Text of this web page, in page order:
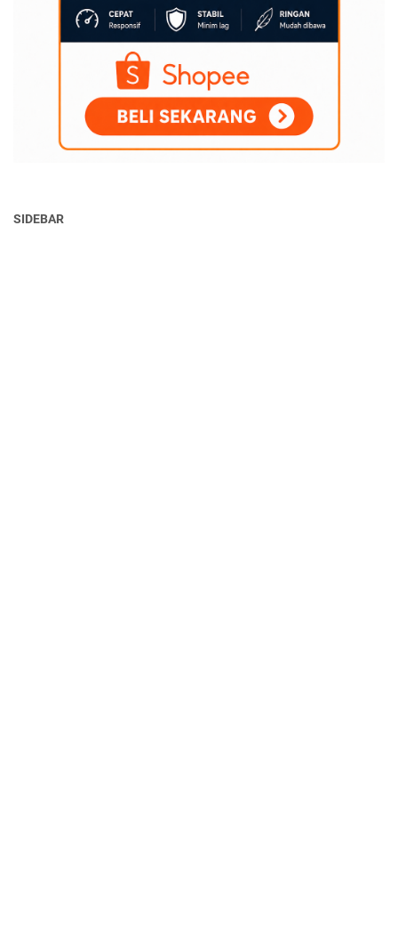
SIDEBAR